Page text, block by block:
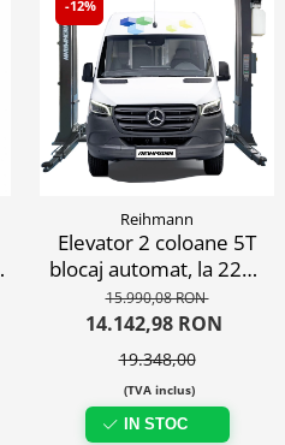
-12%
Reihmann
Elevator 2 coloane 5T
blocaj automat, la 220V
sau 380V
15.990,08 RON
14.142,98 RON
19.348,00
(TVA inclus)
IN STOC